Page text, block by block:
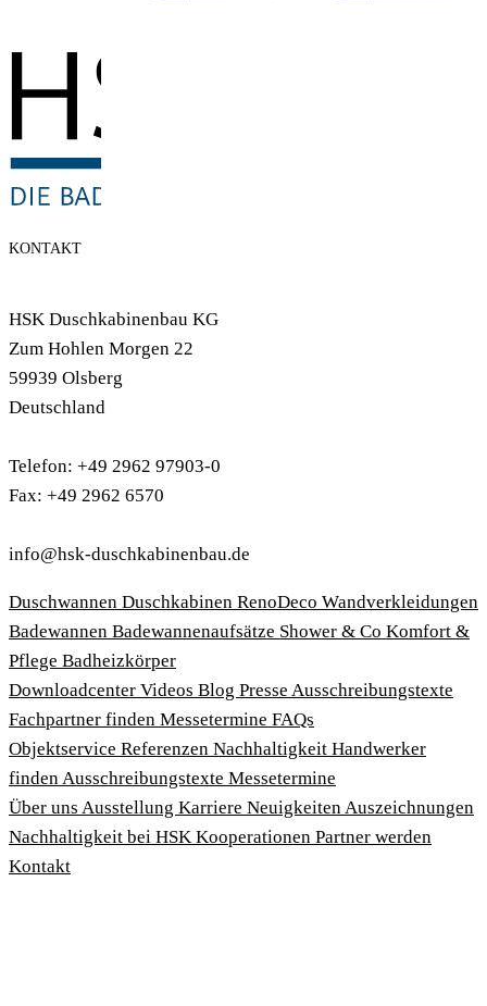
KONTAKT
HSK Duschkabinenbau KG
Zum Hohlen Morgen 22
59939 Olsberg
Deutschland
Telefon: +49 2962 97903-0
Fax: +49 2962 6570
info@hsk-duschkabinenbau.de
Duschwannen Duschkabinen RenoDeco Wandverkleidungen
Badewannen Badewannenaufsätze Shower & Co Komfort &
Pflege Badheizkörper
Download­center Videos Blog Presse Ausschreibungstexte
Fachpartner finden Messetermine FAQs
Objektservice Referenzen Nachhaltigkeit Handwerker
finden Ausschreibungstexte Messetermine
Über uns Ausstellung Karriere Neuigkeiten Auszeichnungen
Nachhaltigkeit bei HSK Kooperationen Partner werden
Kontakt